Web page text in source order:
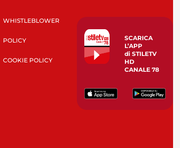
WHISTLEBLOWER
POLICY
COOKIE POLICY
SCARICA
L’APP
di STILETV
HD
CANALE 78